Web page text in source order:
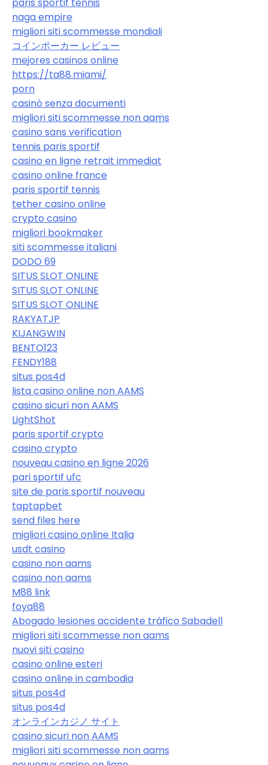
paris sportif tennis
naga empire
migliori siti scommesse mondiali
コインポーカー レビュー
mejores casinos online
https://ta88.miami/
porn
casinò senza documenti
migliori siti scommesse non aams
casino sans verification
tennis paris sportif
casino en ligne retrait immediat
casino online france
paris sportif tennis
tether casino online
crypto casino
migliori bookmaker
siti scommesse italiani
DODO 69
SITUS SLOT ONLINE
SITUS SLOT ONLINE
SITUS SLOT ONLINE
RAKYATJP
KIJANGWIN
BENTO123
FENDY188
situs pos4d
lista casino online non AAMS
casino sicuri non AAMS
LightShot
paris sportif crypto
casino crypto
nouveau casino en ligne 2026
pari sportif ufc
site de paris sportif nouveau
taptapbet
send files here
migliori casino online Italia
usdt casino
casino non aams
casino non aams
M88 link
foya88
Abogado lesiones accidente tráfico Sabadell
migliori siti scommesse non aams
nuovi siti casino
casino online esteri
casino online in cambodia
situs pos4d
situs pos4d
オンラインカジノ サイト
casino sicuri non AAMS
migliori siti scommesse non aams